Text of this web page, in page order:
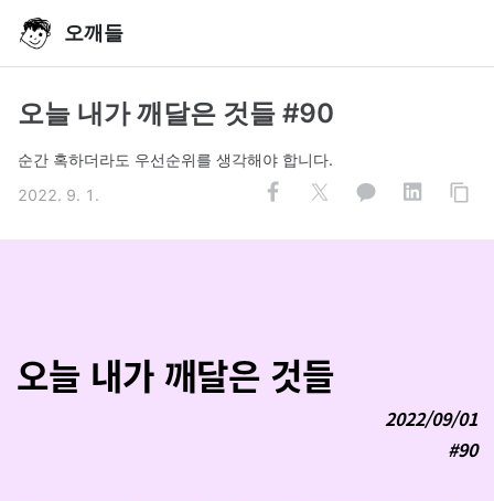
오깨들
오늘 내가 깨달은 것들 #90
순간 혹하더라도 우선순위를 생각해야 합니다.
2022. 9. 1.
오늘 내가 깨달은 것들
2022/09/01
#90